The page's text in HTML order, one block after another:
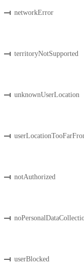
networkError
territoryNotSupported
unknownUserLocation
notAuthorized
userBlocked